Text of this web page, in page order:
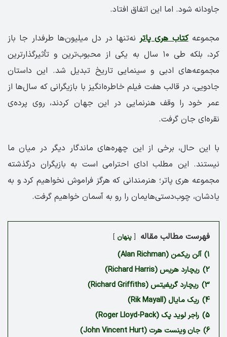
جاودانه شود. اما این اتفاق افتاد.
مجموعهکتاب هری پاترنه‌تنها در دل میلیون‌ها طرفدار جا باز
کرد، بلکه طی ۱۰ سال به یکی از محبوب‌ترین و تأثیرگذارترین
مجموعه‌های ادبی و سینمایی تاریخ تبدیل شد. این داستان
جادویی، در قالب هفت فیلم خاطره‌انگیز با بازیگرانی که سال‌ها از
عمر خود را وقف هنرنمایی در این جهان کردند، روی پرده‌ی
نقره‌ای جان گرفت.
با این حال، برخی از این چهره‌های ماندگار دیگر در میان ما
نیستند. این مطلب ادای احترامی است به بازیگران درگذشته
مجموعه هری پاتر؛ هنرمندانی که هرگز فراموش نخواهیم کرد و به
یادشان، چوب‌دستی‌هایمان را رو به آسمان خواهیم گرفت.
فهرست مطالب مقاله پنهان
1) آلن ریکمن (Alan Richman)
2) ریچارد هریس (Richard Harris)
3) ریچارد گریفیتس (Richard Griffiths)
4) ریک مایال (Rik Mayall)
5) راجر لوید پک (Roger Lloyd-Pack)
6) جان وینست هرت (John Vincent Hurt)